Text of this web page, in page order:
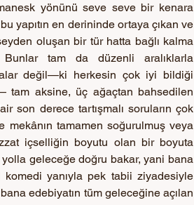
yönünü seve seve bir kenara
yapıtın en derininde ortaya çıkan ve
oluşan bir tür hatta bağlı kalma
tam da düzenli aralıklarla
değil—ki herkesin çok iyi bildiği
tam aksine, üç ağaçtan bahsedilen
son derece tartışmalı soruların çok
mekânın tamamen soğurulmuş veya
içselliğin boyutu olan bir boyuta
geleceğe doğru bakar, yani bana
yanıyla pek tabii ziyadesiyle
edebiyatın tüm geleceğine açılan